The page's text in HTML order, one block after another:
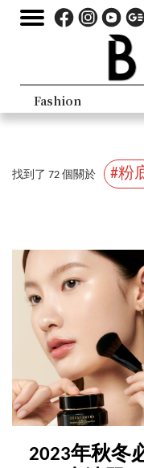
Fashion
找到了 72 個關於 #粉
2023年秋冬